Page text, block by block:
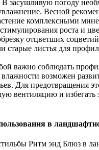
В засушливую погоду
Весной
комплексными
роста и
отцветших
старые листья для
важно соблюдать
возможен
Для предотвращения
вентиляцию и избегать
в
Ритм энд Блюз в